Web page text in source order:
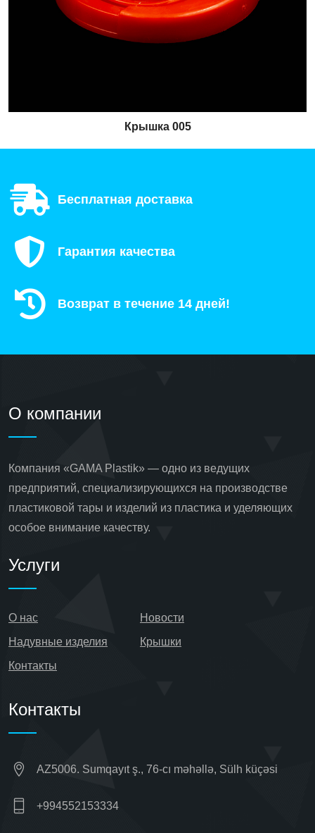
Крышка 005
Бесплатная доставка
Гарантия качества
Возврат в течение 14 дней!
О компании
Компания «GAMA Plastik» — одно из ведущих
предприятий, специализирующихся на производстве
пластиковой тары и изделий из пластика и уделяющих
особое внимание качеству.
Услуги
О нас
Новости
Надувные изделия
Крышки
Контакты
Контакты
AZ5006. Sumqayıt ş., 76-cı məhəllə, Sülh küçəsi
+994552153334